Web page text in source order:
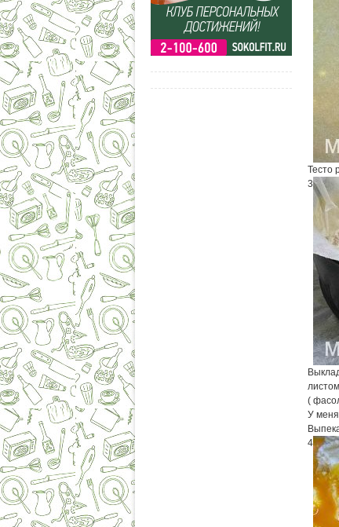
Тесто
3
(
У
4